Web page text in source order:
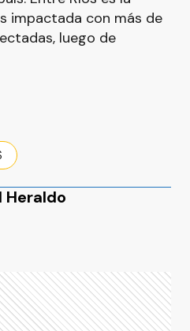
impactada con más de
luego de
Heraldo